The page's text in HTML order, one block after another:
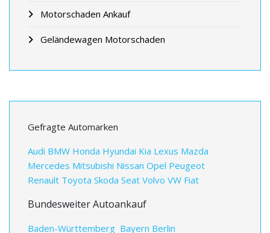
Motorschaden Ankauf
Geländewagen Motorschaden
Gefragte Automarken
Audi BMW Honda Hyundai Kia Lexus Mazda
Mercedes Mitsubishi Nissan Opel Peugeot
Renault Toyota Skoda Seat Volvo VW Fiat
Bundesweiter Autoankauf
Baden-Württemberg Bayern Berlin